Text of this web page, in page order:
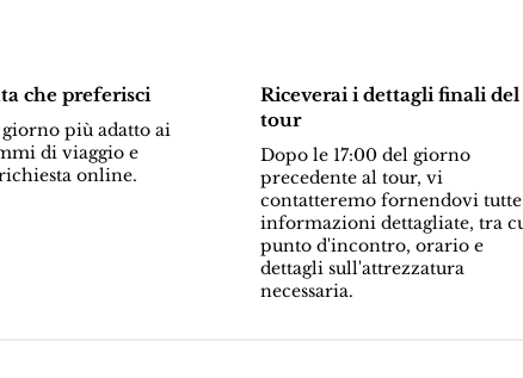
che preferisci
più adatto ai
di viaggio e
online.
Riceverai i dettagli finali del
tour
Dopo le 17:00 del giorno
precedente al tour, vi
contatteremo fornendovi
informazioni dettagliate, tra
punto d'incontro, orario e
dettagli sull'attrezzatura
necessaria.